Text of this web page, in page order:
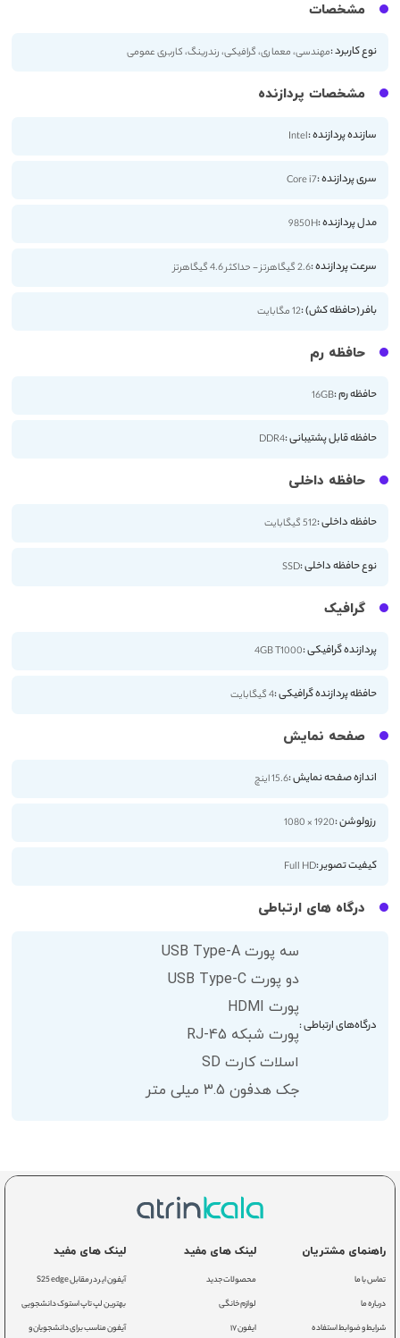
مشخصات
نوع کاربرد :مهندسی، معماری، گرافیکی، رندرینگ، کاربری عمومی
مشخصات پردازنده
سازنده پردازنده :Intel
سری پردازنده :Core i7
مدل پردازنده :9850H
سرعت پردازنده :2.6 گیگاهرتز - حداکثر 4.6 گیگاهرتز
بافر (حافظه کش) :12 مگابایت
حافظه رم
حافظه رم :16GB
حافظه قابل پشتیبانی :DDR4
حافظه داخلی
حافظه داخلی :512 گیگابایت
نوع حافظه داخلی :SSD
گرافیک
پردازنده گرافیکی :4GB T1000
حافظه پردازنده گرافیکی :4 گیگابایت
صفحه نمایش
اندازه صفحه نمایش :15.6 اینچ
رزولوشن :1920 × 1080
کیفیت تصویر :Full HD
درگاه های ارتباطی
درگاه‌های ارتباطی :
سه پورت USB Type-A
دو پورت USB Type-C
پورت HDMI
پورت شبکه RJ-45
اسلات کارت SD
جک هدفون 3.5 میلی متر
راهنمای مشتریان
تماس با ما
درباره ما
شرایط و ضوابط استفاده
لینک های مفید
محصولات جدید
لوازم خانگی
ایفون ۱۷
لینک های مفید
آیفون ایر در مقابل S25 edge
بهترین لپ تاپ استوک دانشجویی
آیفون مناسب برای دانشجویان و